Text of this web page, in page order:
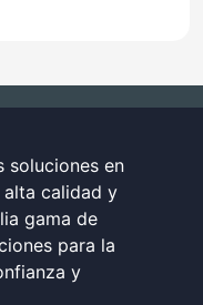
soluciones en
alta calidad y
gama de
para la
y